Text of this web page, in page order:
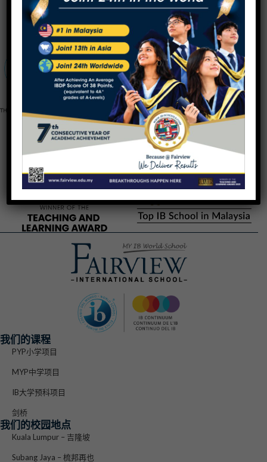
浏览最新的探险旅程
我们的课程
PYP小学项目
MYP中学项目
IB大学预科项目
剑桥
我们的校园地点
Kuala Lumpur – 吉隆坡
Subang Jaya – 梳邦再也